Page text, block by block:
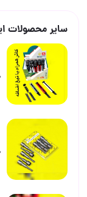
سایر محصولات